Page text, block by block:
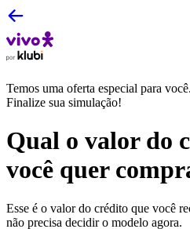
Temos uma oferta especial para você.
Finalize sua simulação!
Qual o valor do
você quer
Esse é o valor do crédito que você
não precisa decidir o modelo agora.